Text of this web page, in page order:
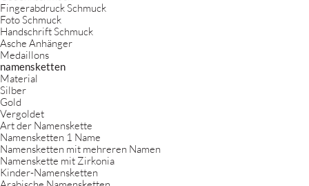
Fingerabdruck Schmuck
Foto Schmuck
Handschrift Schmuck
Asche Anhänger
Medaillons
namensketten
Material
Silber
Gold
Vergoldet
Art der Namenskette
Namensketten 1 Name
Namensketten mit mehreren Namen
Namenskette mit Zirkonia
Kinder-Namensketten